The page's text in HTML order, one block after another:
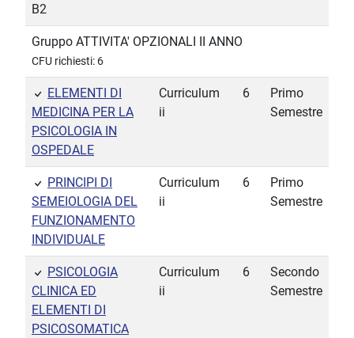
B2
Gruppo ATTIVITA' OPZIONALI II ANNO
CFU richiesti: 6
ELEMENTI DI
MEDICINA PER LA
PSICOLOGIA IN
OSPEDALE
Curriculum
ii
6
Primo
Semestre
PRINCIPI DI
SEMEIOLOGIA DEL
FUNZIONAMENTO
INDIVIDUALE
Curriculum
ii
6
Primo
Semestre
PSICOLOGIA
CLINICA ED
ELEMENTI DI
PSICOSOMATICA
Curriculum
ii
6
Secondo
Semestre